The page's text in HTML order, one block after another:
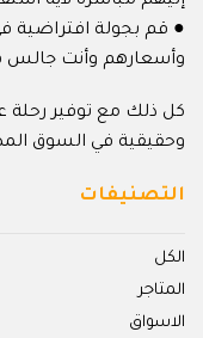
● قم بجولة افتراضية
وأسعارهم وأنت جالس
كل ذلك مع توفير رحلة
وحقيقية في السوق
التصنيفات
الكل
المتاجر
الاسواق